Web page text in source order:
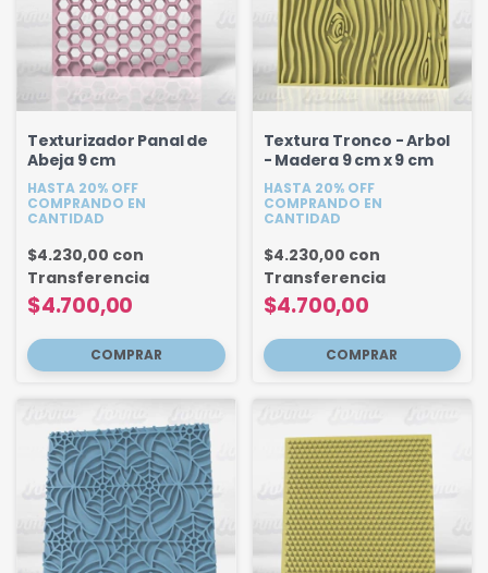
Texturizador Panal de
Abeja 9 cm
HASTA 20% OFF
COMPRANDO EN
CANTIDAD
$4.700,00
$4.230,00 con
Transferencia
Textura Tronco - Arbol
- Madera 9 cm x 9 cm
HASTA 20% OFF
COMPRANDO EN
CANTIDAD
$4.700,00
$4.230,00 con
Transferencia